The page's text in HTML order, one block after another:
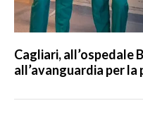
Cagliari, all’ospedale
all’avanguardia per la